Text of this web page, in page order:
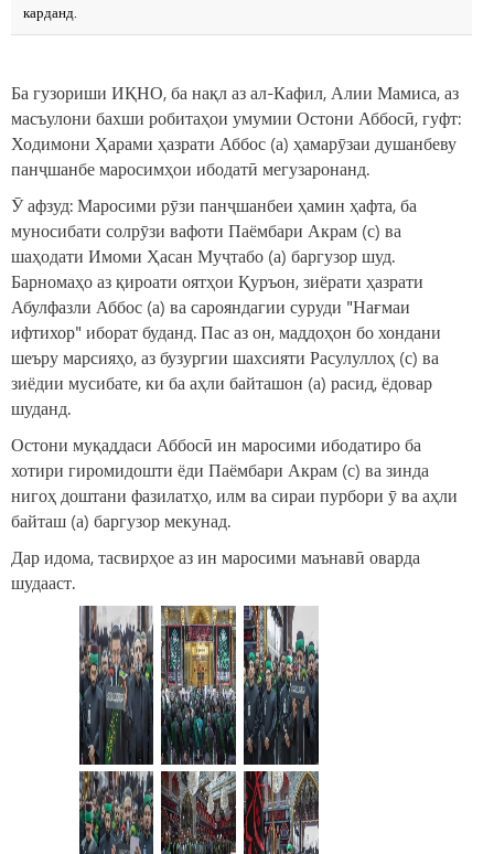
карданд.
Ба гузориши ИҚНО, ба нақл аз ал-Кафил, Алии Мамиса, аз
масъулони бахши робитаҳои умумии Остони Аббосӣ, гуфт:
Ходимони Ҳарами ҳазрати Аббос (а) ҳамарӯзаи душанбеву
панҷшанбе маросимҳои ибодатӣ мегузаронанд.
Ӯ афзуд: Маросими рӯзи панҷшанбеи ҳамин ҳафта, ба
муносибати солрӯзи вафоти Паёмбари Акрам (с) ва
шаҳодати Имоми Ҳасан Муҷтабо (а) баргузор шуд.
Барномаҳо аз қироати оятҳои Қуръон, зиёрати ҳазрати
Абулфазли Аббос (а) ва сарояндагии суруди "Нағмаи
ифтихор" иборат буданд. Пас аз он, маддоҳон бо хондани
шеъру марсияҳо, аз бузургии шахсияти Расулуллоҳ (с) ва
зиёдии мусибате, ки ба аҳли байташон (а) расид, ёдовар
шуданд.
Остони муқаддаси Аббосӣ ин маросими ибодатиро ба
хотири гиромидошти ёди Паёмбари Акрам (с) ва зинда
нигоҳ доштани фазилатҳо, илм ва сираи пурбори ӯ ва аҳли
байташ (а) баргузор мекунад.
Дар идома, тасвирҳое аз ин маросими маънавӣ оварда
шудааст.